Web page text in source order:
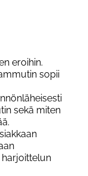
eroihin.
sopii
sekä miten